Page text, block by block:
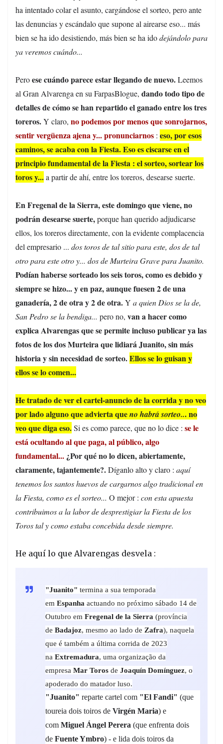
ha intentado colar el asunto, cargándose el sorteo, pero ante
las denuncias y escándalo que supone al airearse eso... más
bien se ha ido desistiendo, más bien se ha idodejándolo para
ya veremos cuándo...
Peroese cuándo parece estar llegando de nuevo.Leemos
al Gran Alvarenga en su FarpasBlogue, dando todo tipo de
detalles de cómo se han repartido el ganado entre los tres
toreros.Y claro, no podemos por menos que sonrojarnos,
sentir vergüenza ajena y... pronunciarnos : eso, por esos
caminos, se acaba con la Fiesta. Eso es ciscarse en el
principio fundamental de la Fiesta : el sorteo, sortear los
toros y...a partir de ahí, entre los toreros, desearse suerte.
En Fregenal de la Sierra, este domingo que viene, no
podrán desearse suerte,porque han querido adjudicarse
ellos, los toreros directamente, con la evidente complacencia
del empresario ... dos toros de tal sitio para este, dos de tal
otro para este otro y... dos de Murteira Grave para Juanito.
Podían haberse sorteado los seis toros, como es debido y
siempre se hizo... y en paz, aunque fuesen 2 de una
ganadería, 2 de otra y 2 de otra.Y a quien Dios se la de,
San Pedro se la bendiga... pero no, van a hacer como
explica Alvarengas que se permite incluso publicar ya las
fotos de los dos Murteira que lidiará Juanito, sin más
historia y sin necesidad de sorteo.Ellos se lo guisan y
ellos se lo comen...
He tratado de ver el cartel-anuncio de la corrida y no veo
por lado alguno que advierta queno habrá sorteo... no
veo que diga eso.Si es como parece, que no lo dice : se le
está ocultando al que paga, al público, algo
fundamental... ¿Por qué no lo dicen, abiertamente,
claramente, tajantemente?.Díganlo alto y claro : aquí
tenemos los santos huevos de cargarnos algo tradicional en
la Fiesta, como es el sorteo... O mejor : con esta apuesta
contribuimos a la labor de desprestigiar la Fiesta de los
Toros tal y como estaba concebida desde siempre.
He aquí lo que Alvarengas desvela :
"Juanito" termina a sua temporada
em Espanha actuando no próximo sábado 14 de
Outubro em Fregenal de la Sierra (província
de Badajoz, mesmo ao lado de Zafra), naquela
que é também a última corrida de 2023
na Extremadura, uma organização da
empresa Mar Toros de Joaquín Domínguez, o
apoderado do matador luso.
"Juanito" reparte cartel com "El Fandi" (que
toureia dois toiros de Virgén Maria) e
com Miguel Ángel Perera (que enfrenta dois
de Fuente Ymbro) - e lida dois toiros da